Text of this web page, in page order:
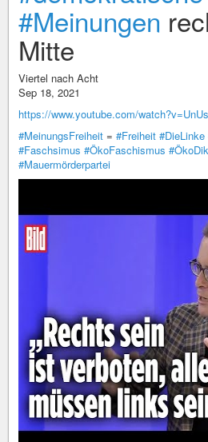
#Meinungen
Mitte
Viertel nach Acht
Sep 18, 2021
https://www.youtube.com/
#MeinungsFreiheit = #Freiheit #DieLinke
#Faschsimus #ÖkoFaschismus
#Mauermörderpartei